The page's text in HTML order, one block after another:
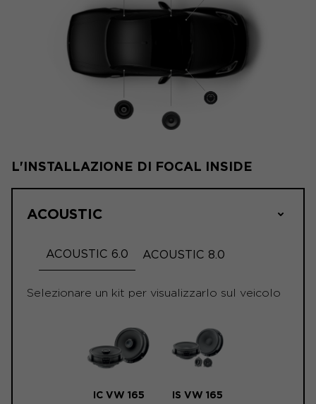
L'INSTALLAZIONE DI FOCAL INSIDE
ACOUSTIC
ACOUSTIC 6.0 ACOUSTIC 8.0
Selezionare un kit per visualizzarlo sul veicolo
IC VW 165 IS VW 165